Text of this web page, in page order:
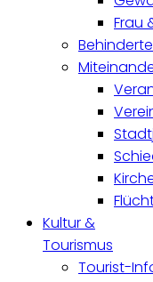
Frau
Kultur &
Tourismus
Tourist-